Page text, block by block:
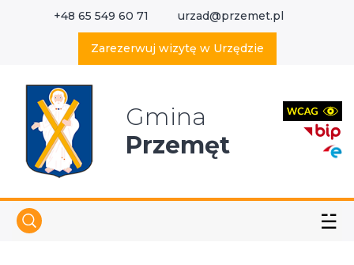
+48 65 549 60 71 urzad@przemet.pl
Zarezerwuj wizytę w Urzędzie
Gmina
Przemęt
☱
Wyszukaj w serwisie